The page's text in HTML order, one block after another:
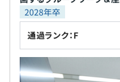
2028年卒
通過ランク：F